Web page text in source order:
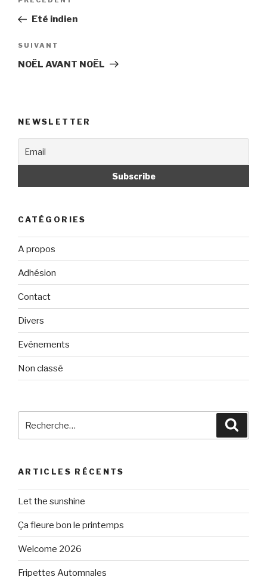
l’article
précédent
Eté indien
Article
suivant
SUIVANT
NOËL AVANT NOËL
NEWSLETTER
CATÉGORIES
A propos
Adhésion
Contact
Divers
Evénements
Non classé
ARTICLES RÉCENTS
Let the sunshine
Ça fleure bon le printemps
Welcome 2026
Fripettes Automnales